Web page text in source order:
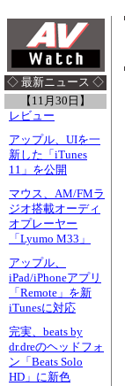
◇ 最新ニュース ◇
【11月30日】
レビュー
アップル、UIを一
新した「iTunes
11」を公開
マウス、AM/FMラ
ジオ搭載オーディ
オプレーヤー
「Lyumo M33」
アップル、
iPad/iPhoneアプリ
「Remote」を新
iTunesに対応
完実、beats by
dr.dreのヘッドフォ
ン「Beats Solo
HD」に新色